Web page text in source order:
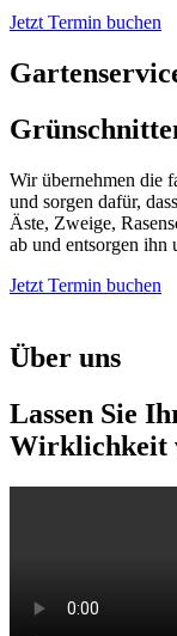
Jetzt Termin buchen
Wir übernehmen die
und sorgen dafür,
Äste, Zweige,
ab und entsorgen ihn
Jetzt Termin buchen
Über uns
Lassen Sie
Wirklichkeit